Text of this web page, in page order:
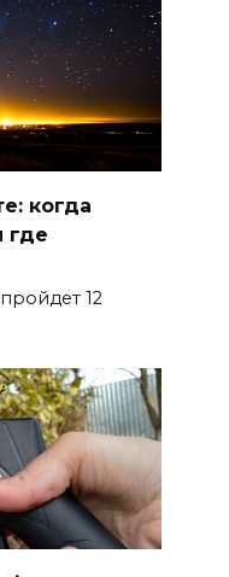
когда
где
12